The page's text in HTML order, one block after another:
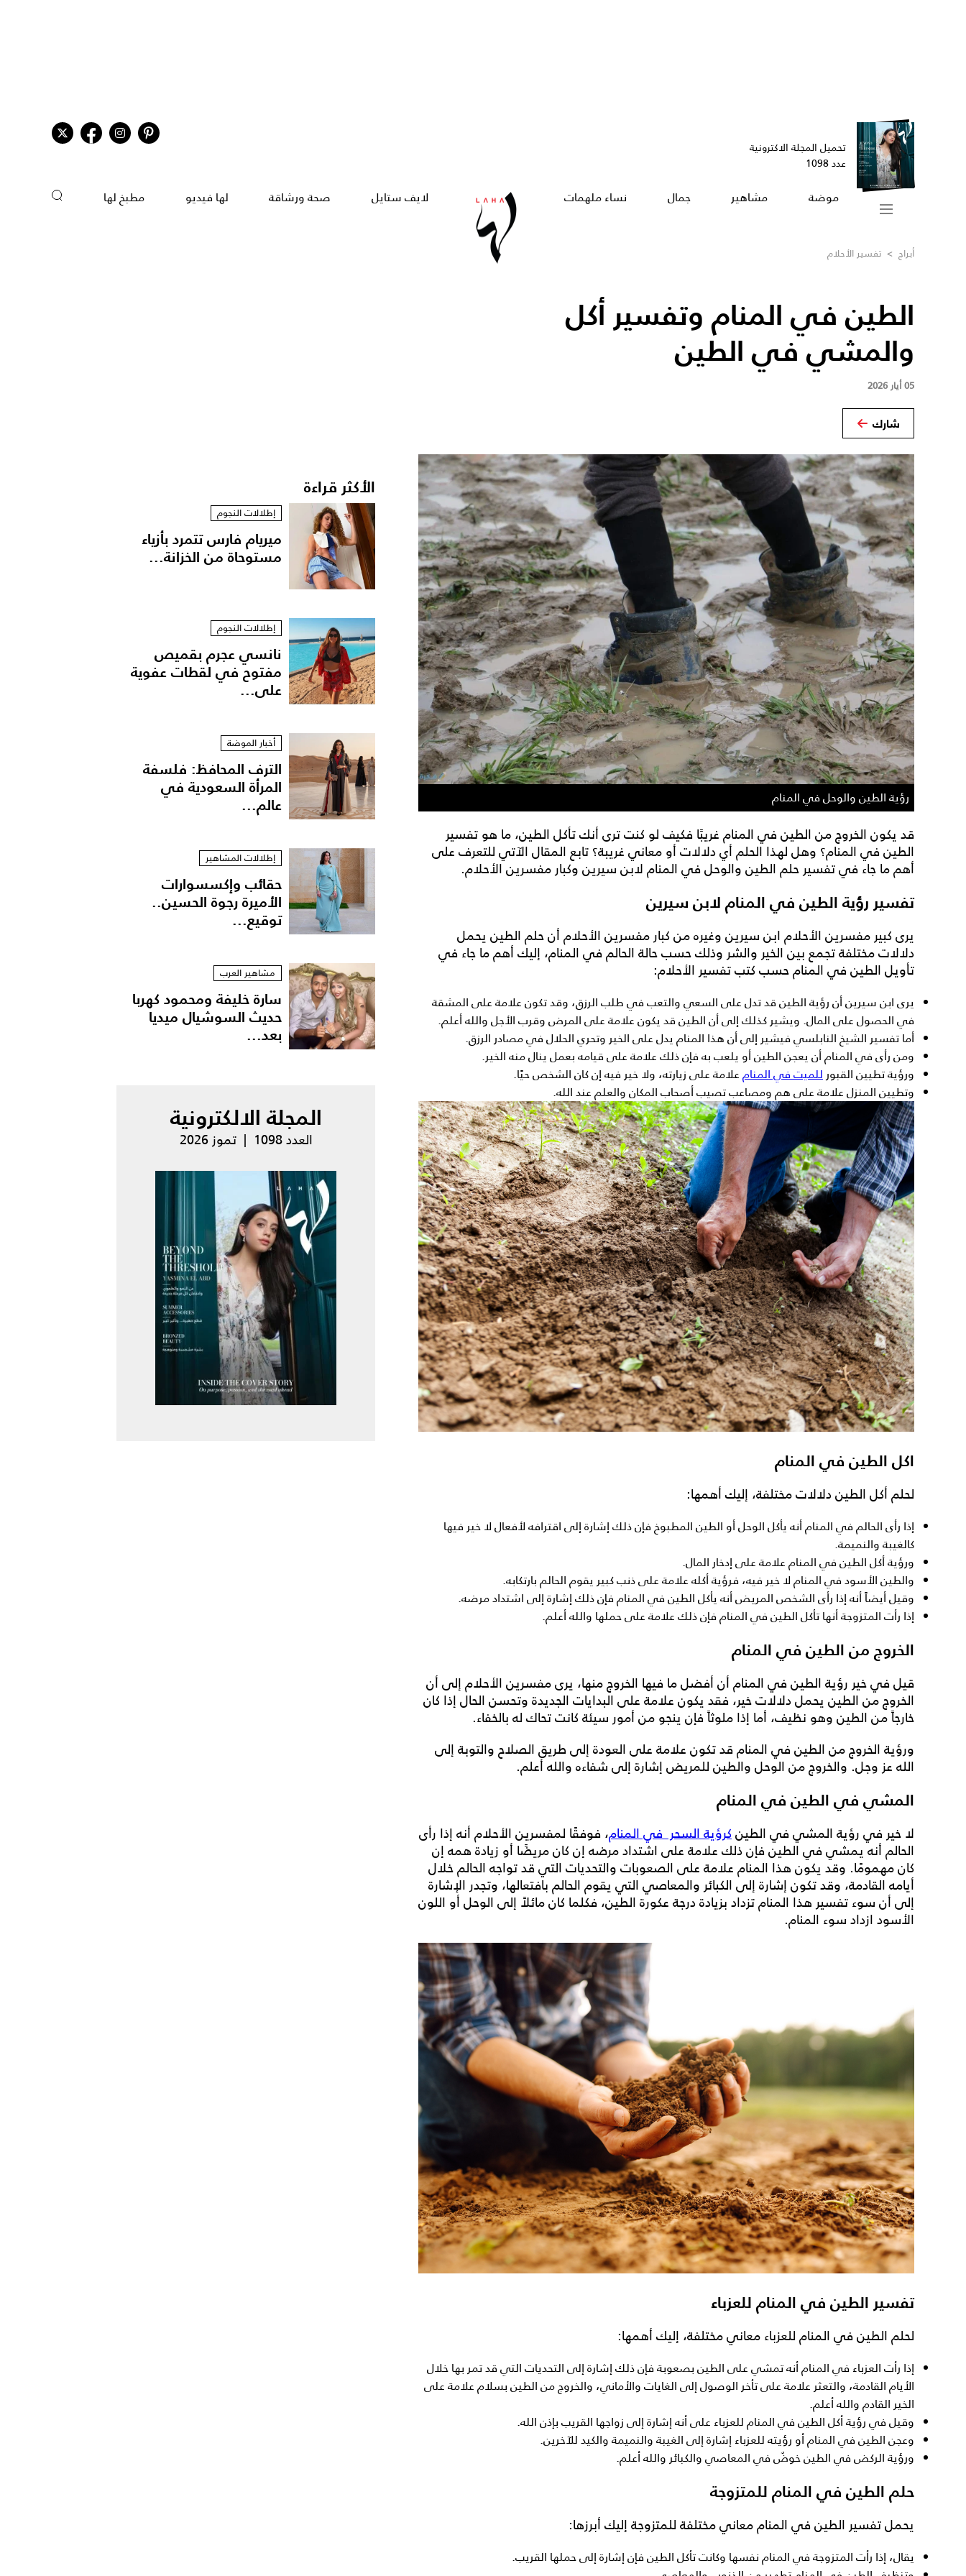
تحميل المجلة الاكترونية
عدد 1098
موضة مشاهير جمال نساء ملهمات لايف ستايل صحة ورشاقة لها فيديو مطبخ لها
أبراج > تفسير الأحلام
الطين في المنام وتفسير أكل
والمشي في الطين
05 أيار 2026
شارك
رؤية الطين والوحل في المنام
قد يكون الخروج من الطين في المنام غريبًا فكيف لو كنت ترى أنك تأكل الطين، ما هو تفسير
الطين في المنام؟ وهل لهذا الحلم أي دلالات أو معاني غريبة؟ تابع المقال الآتي للتعرف على
أهم ما جاء في تفسير حلم الطين والوحل في المنام لابن سيرين وكبار مفسرين الأحلام.
تفسير رؤية الطين في المنام لابن سيرين
يرى كبير مفسرين الأحلام ابن سيرين وغيره من كبار مفسرين الأحلام أنحلم الطين يحمل
دلالات مختلفة تجمع بين الخير والشر وذلك حسب حالة الحالمفي المنام، إليك أهم ما جاء في
تأويل الطين في المنامحسب كتب تفسير الأحلام:
يرى ابن سيرين أن رؤية الطينقد تدل على السعي والتعب في طلب الرزق، وقد تكون علامة على المشقة
في الحصول على المال. ويشير كذلك إلى أن الطين قد يكون علامة على المرض وقرب الأجل والله أعلم.
أما تفسير الشيخ النابلسي فيشير إلى أن هذا المنام يدل على الخير وتحري الحلال في مصادر الرزق.
ومن رأى في المنام أن يعجن الطين أو يلعب به فإن ذلك علامة على قيامه بعمل ينال منه الخير.
ورؤية تطيين القبورللميت في المنام علامة على زيارته، ولا خير فيه إن كان الشخص حيًا.
وتطيين المنزل علامة على هم ومصاعب تصيب أصحاب المكان والعلم عند الله.
اكل الطين في المنام
لحلم أكل الطين دلالات مختلفة، إليك أهمها:
إذا رأى الحالم في المنام أنه يأكل الوحل أو الطين المطبوخ فإن ذلك إشارة إلى اقترافه لأفعال لا خير فيها
كالغيبة والنميمة.
ورؤية أكل الطين في المنام علامة على إدخار المال.
والطين الأسود في المنام لا خير فيه، فرؤية أكله علامة على ذنب كبير يقوم الحالم بارتكابه.
وقيل أيضاً أنه إذا رأى الشخص المريض أنه يأكل الطين في المنام فإن ذلك إشارة إلى اشتداد مرضه.
إذا رأت المتزوجة أنها تأكل الطين في المنام فإن ذلك علامة على حملها والله أعلم.
الخروج من الطين في المنام
قيل في خير رؤية الطين في المنام أن أفضل ما فيها الخروج منها، يرى مفسرين الأحلام إلى أن
الخروج من الطين يحمل دلالات خير، فقد يكون علامة على البدايات الجديدة وتحسن الحال إذا كان
خارجاً من الطين وهو نظيف، أما إذا ملوثاً فإن ينجو من أمور سيئة كانت تحاك له بالخفاء.
ورؤية الخروج من الطين في المنامقد تكون علامة على العودة إلى طريق الصلاح والتوبة إلى
الله عز وجل. والخروج من الوحل والطين للمريض إشارة إلى شفاءه والله أعلم.
المشي في الطين في المنام
لا خير في رؤية المشي في الطينكرؤية السحر في المنام، فوفقًا لمفسرين الأحلام أنه إذا رأى
الحالم أنه يمشي في الطين فإن ذلك علامة على اشتداد مرضه إن كان مريضًا أو زيادة همه إن
كان مهمومًا. وقد يكون هذا المنام علامة على الصعوبات والتحديات التي قد تواجه الحالم خلال
أيامه القادمة، وقد تكون إشارة إلى الكبائر والمعاصي التي يقوم الحالم بافتعالها، وتجدر الإشارة
إلى أن سوء تفسير هذا المنام تزداد بزيادة درجة عكورة الطين، فكلما كان مائلاً إلى الوحل أو اللون
الأسود ازداد سوء المنام.
تفسير الطين في المنام للعزباء
لحلم الطين في المنام للعزباء معاني مختلفة، إليك أهمها:
إذا رأت العزباء في المنام أنه تمشي على الطين بصعوبة فإن ذلك إشارة إلى التحديات التي قد تمر بها خلال
الأيام القادمة، والتعثر علامة على تأخر الوصول إلى الغايات والأماني، والخروج من الطين بسلام علامة على
الخير القادم والله أعلم.
وقيل في رؤية أكل الطين في المنام للعزباء على أنه إشارة إلى زواجها القريب بإذن الله.
وعجن الطين في المنام أو رؤيته للعزباء إشارة إلى الغيبة والنميمة والكيد للآخرين.
ورؤية الركضفي الطينخوضٌ في المعاصي والكبائر والله أعلم.
حلم الطين في المنام للمتزوجة
يحملتفسير الطين في المناممعاني مختلفة للمتزوجة إليك أبرزها:
يقال، إذا رأت المتزوجة في المنام نفسها وكانت تأكل الطين فإن إشارة إلى حملها القريب.
الأكثر قراءة
إطلالات النجوم
ميريام فارس تتمرد بأزياء
مستوحاة من الخزانة...
إطلالات النجوم
نانسي عجرم بقميص
مفتوح في لقطات عفوية
على...
أخبار الموضة
الترف المحافظ: فلسفة
المرأة السعودية في
عالم...
إطلالات المشاهير
حقائب وإكسسوارات
الأميرة رجوة الحسين..
توقيع...
مشاهير العرب
سارة خليفة ومحمود كهربا
حديث السوشيال ميديا
بعد...
المجلة الالكترونية
العدد 1098 | تموز 2026